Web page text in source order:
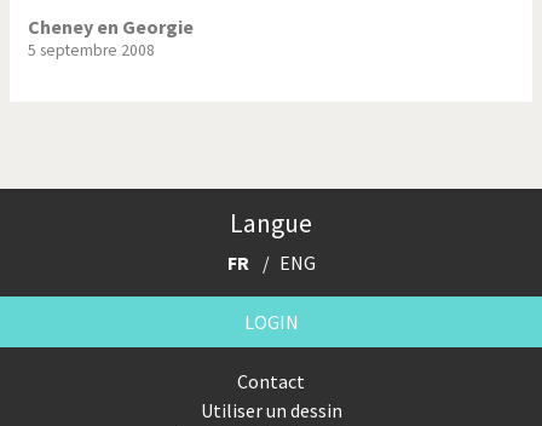
Cheney en Georgie
5 septembre 2008
Langue
FR ENG
LOGIN
Contact
Utiliser un dessin